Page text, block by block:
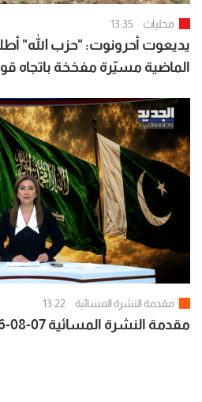
محليات 13:35
الماضية مسيّرة مفخخة باتجاه
مقدمة النشرة المسائية 13:22
مقدمة النشرة المسائية 07-08-2026